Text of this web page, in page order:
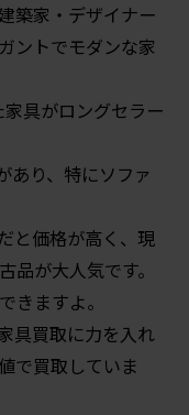
築家・デザイナー
ントでモダンな家
具がロングセラー
あり、特にソファ
と価格が高く、現
品が大人気です。
きますよ。
具買取に力を入れ
で買取していま